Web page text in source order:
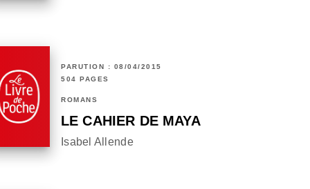
PARUTION : 08/04/2015
504 PAGES
ROMANS
LE CAHIER DE MAYA
Isabel Allende